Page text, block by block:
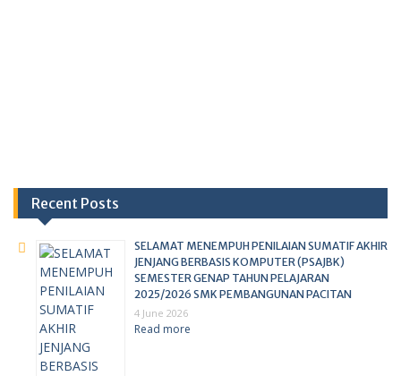
Recent Posts
SELAMAT MENEMPUH PENILAIAN SUMATIF AKHIR
JENJANG BERBASIS KOMPUTER (PSAJBK)
SEMESTER GENAP TAHUN PELAJARAN
2025/2026 SMK PEMBANGUNAN PACITAN
4 June 2026
Read more